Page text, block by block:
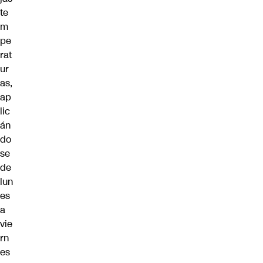
te
m
pe
rat
ur
as,
ap
lic
án
do
se
de
lun
es
a
vie
rn
es